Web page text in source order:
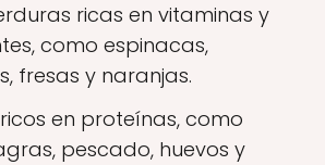
ricas en vitaminas y
como espinacas,
fresas y naranjas.
en proteínas, como
pescado, huevos y